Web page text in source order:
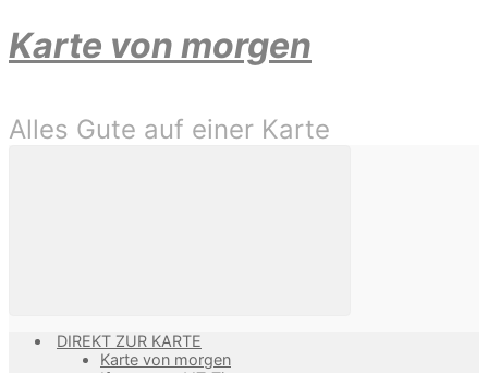
Karte von morgen
Alles Gute auf einer Karte
DIREKT ZUR KARTE
Karte von morgen